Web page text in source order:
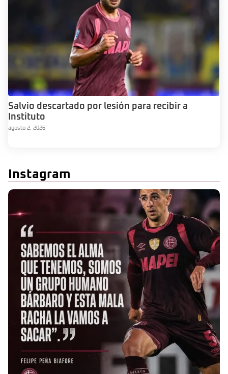
Salvio descartado por lesión para recibir a
Instituto
agosto 2, 2026
Instagram